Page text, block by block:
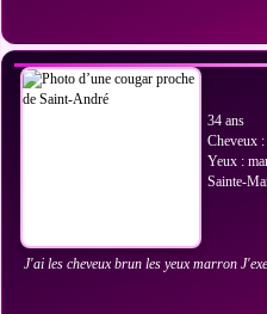
34 ans
Cheveux
Yeux :
Sainte-
J'ai les cheveux brun les yeux marron